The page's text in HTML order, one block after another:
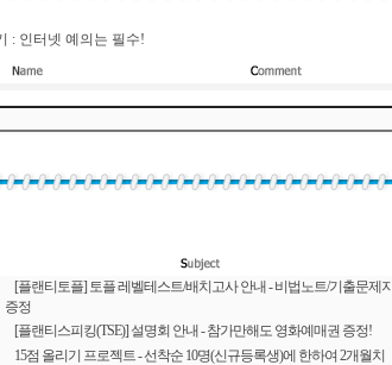
: 인터넷 예의는 필수!
[플랜티토플] 토플 레벨테스트/배치고사 안내 - 비법노트/기출문제지
증정
[플랜티스피킹(TSE)] 설명회 안내 - 참가만해도 영화예매권 증정!
15점 올리기 프로젝트 - 선착순 10명(신규등록생)에 한하여 2개월치